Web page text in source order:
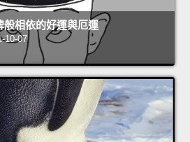
般相依的好運與厄運
10-07